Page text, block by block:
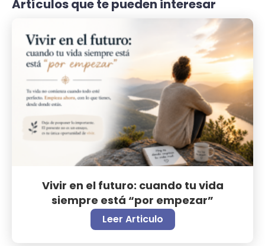
Artículos que te pueden interesar
Vivir en el futuro: cuando tu vida
siempre está “por empezar”
Leer Articulo